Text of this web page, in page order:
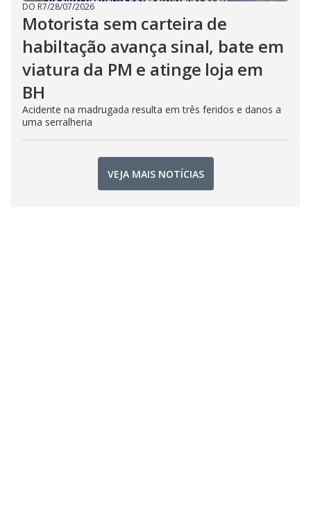
DO R7/28/07/2026
Motorista sem carteira de
habiltação avança sinal, bate em
viatura da PM e atinge loja em
BH
Acidente na madrugada resulta em três feridos e danos a
uma serralheria
VEJA MAIS NOTÍCIAS